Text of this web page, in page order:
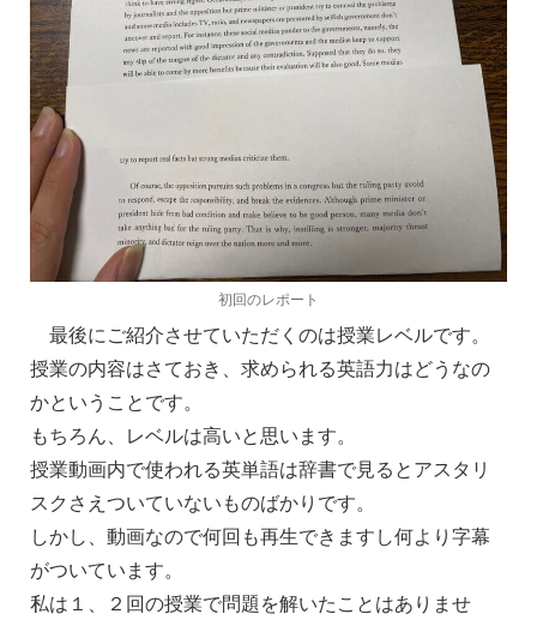
初回のレポート
最後にご紹介させていただくのは授業レベルです。
授業の内容はさておき、求められる英語力はどうなの
かということです。
もちろん、レベルは高いと思います。
授業動画内で使われる英単語は辞書で見るとアスタリ
スクさえついていないものばかりです。
しかし、動画なので何回も再生できますし何より字幕
がついています。
私は１、２回の授業で問題を解いたことはありませ